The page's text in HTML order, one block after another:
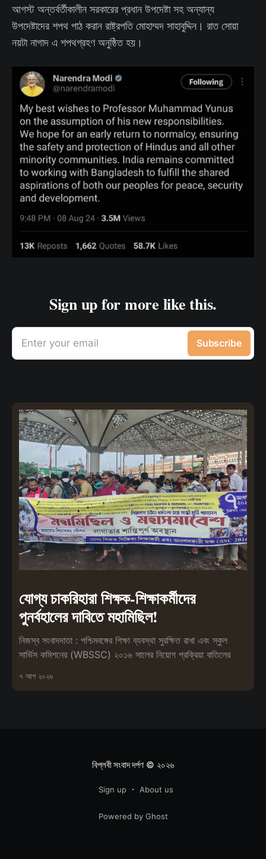
আগস্ট অন্তর্বর্তীকালীন সরকারের প্রধান উপদেষ্টা সহ অন্যান্য
উপদেষ্টাদের শপথ পাঠ করান রাষ্ট্রপতি মোহাম্মদ সাহাবুদ্দিন। রাত সোয়া
নয়টা নাগাদ এ শপথগ্রহণ অনুষ্ঠিত হয়।
Sign up for more like this.
Enter your email Subscribe
যোগ্য চাকরিহারা শিক্ষক-শিক্ষাকর্মীদের
পুনর্বহালের দাবিতে মহামিছিল!
নিজস্ব সংবাদদাতা : পশ্চিমবঙ্গের শিক্ষা ব্যবস্থা সুরক্ষিত রাখা এবং স্কুল
সার্ভিস কমিশনের (WBSSC) ২০১৬ সালের নিয়োগ প্রক্রিয়া বাতিলের
৭ আগ ২০২৬
বিপ্লবী সংবাদ দর্পণ© ২০২৬
Sign up About us
Powered by Ghost